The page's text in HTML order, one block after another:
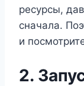
ресурсы,
сначала.
и
2.